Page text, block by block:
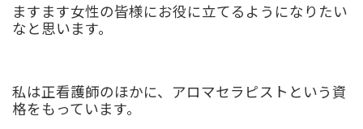
ますます女性の皆様にお役に立てるようになりたい
なと思います。
私は正看護師のほかに、アロマセラピストという資
格をもっています。